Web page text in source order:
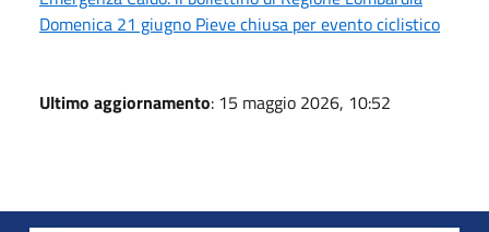
Domenica 21 giugno Pieve chiusa per evento ciclistico
Ultimo aggiornamento: 15 maggio 2026, 10:52